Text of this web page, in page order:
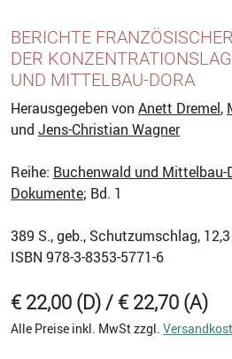
BERICHTE
DER
UND MITTELBAU-DORA
Herausgegeben von Anett Dremel,
und Jens-Christian Wagner
Reihe: Buchenwald und Mittelbau-
Dokumente; Bd. 1
389 S., geb., Schutzumschlag,
ISBN 978-3-8353-5771-6
€ 22,00 (D) / € 22,70 (A)
Alle Preise inkl. MwSt zzgl.